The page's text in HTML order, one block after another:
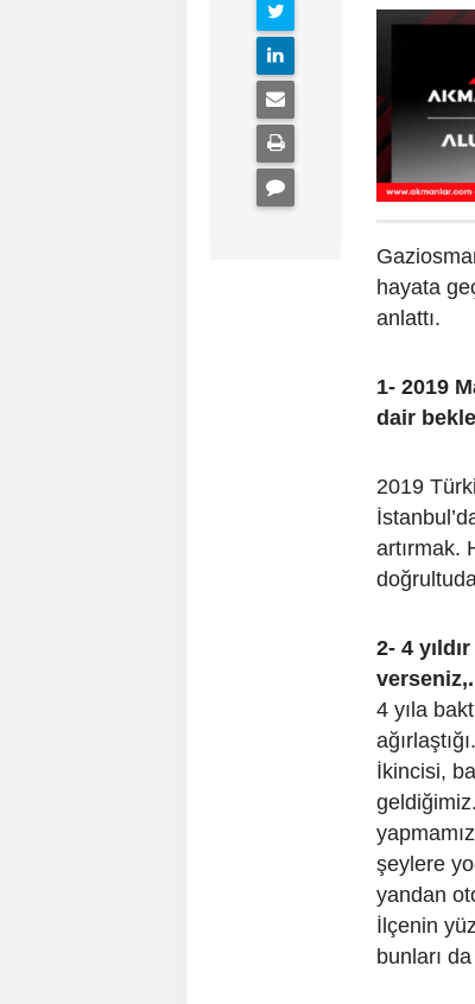
hayata
anlattı.
1- 2019
dair
2019
artırmak.
2- 4
4 yıla
ağırlaştığı.
İkincisi,
şeylere
yandan
İlçenin
bunları